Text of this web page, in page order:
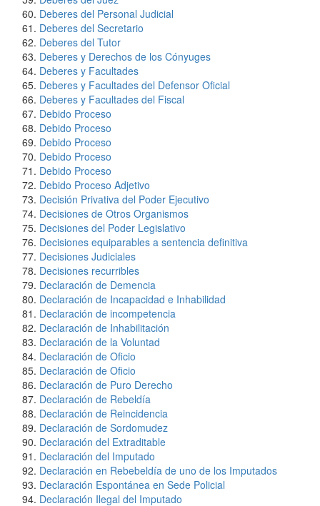
Deberes del Personal Judicial
Deberes del Secretario
Deberes del Tutor
Deberes y Derechos de los Cónyuges
Deberes y Facultades
Deberes y Facultades del Defensor Oficial
Deberes y Facultades del Fiscal
Debido Proceso
Debido Proceso
Debido Proceso
Debido Proceso
Debido Proceso
Debido Proceso Adjetivo
Decisión Privativa del Poder Ejecutivo
Decisiones de Otros Organismos
Decisiones del Poder Legislativo
Decisiones equiparables a sentencia definitiva
Decisiones Judiciales
Decisiones recurribles
Declaración de Demencia
Declaración de Incapacidad e Inhabilidad
Declaración de incompetencia
Declaración de Inhabilitación
Declaración de la Voluntad
Declaración de Oficio
Declaración de Oficio
Declaración de Puro Derecho
Declaración de Rebeldía
Declaración de Reincidencia
Declaración de Sordomudez
Declaración del Extraditable
Declaración del Imputado
Declaración en Rebebeldía de uno de los Imputados
Declaración Espontánea en Sede Policial
Declaración Ilegal del Imputado